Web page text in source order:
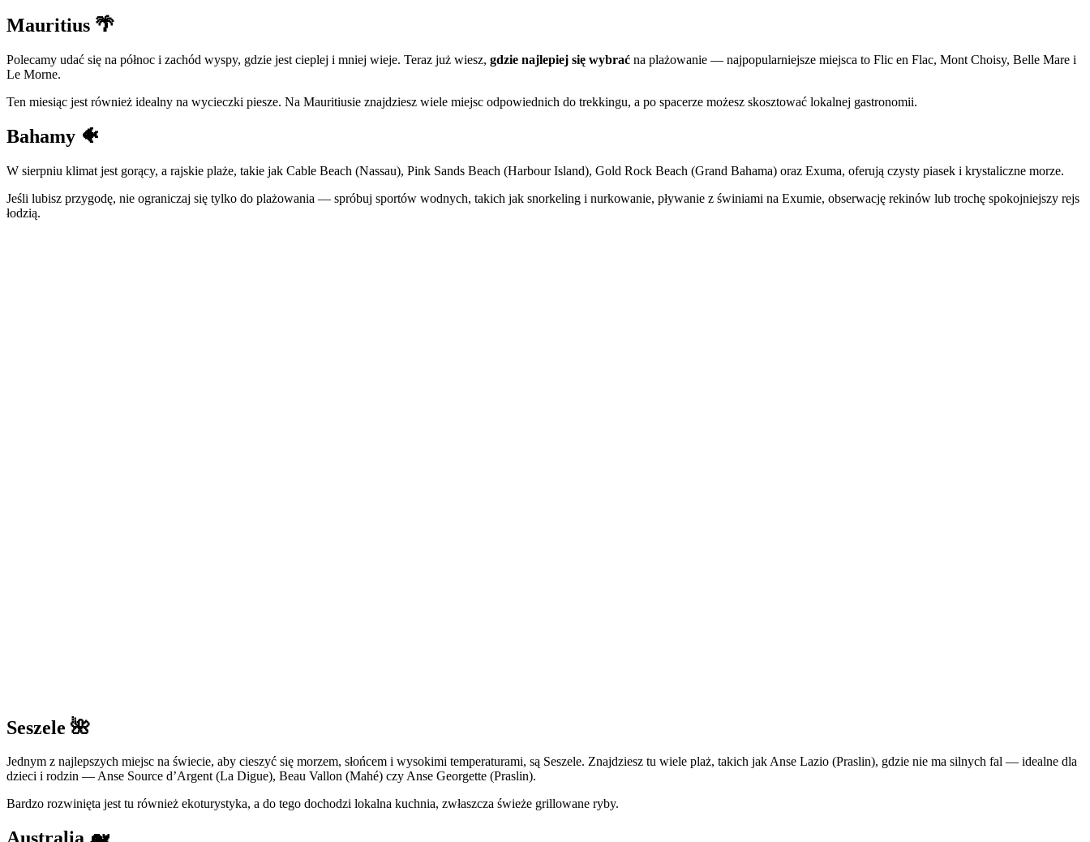
Mauritius 🌴
Polecamy udać się na północ i zachód wyspy, gdzie jest cieplej i mniej wieje. Teraz już wiesz, gdzie najlepiej się wybrać na plażowanie — najpopularniejsze miejsca to Flic en Flac, Mont Choisy, Belle Mare i
Le Morne.
Ten miesiąc jest również idealny na wycieczki piesze. Na Mauritiusie znajdziesz wiele miejsc odpowiednich do trekkingu, a po spacerze możesz skosztować lokalnej gastronomii.
Bahamy 🐠
W sierpniu klimat jest gorący, a rajskie plaże, takie jak Cable Beach (Nassau), Pink Sands Beach (Harbour Island), Gold Rock Beach (Grand Bahama) oraz Exuma, oferują czysty piasek i krystaliczne morze.
Jeśli lubisz przygodę, nie ograniczaj się tylko do plażowania — spróbuj sportów wodnych, takich jak snorkeling i nurkowanie, pływanie z świniami na Exumie, obserwację rekinów lub trochę spokojniejszy rejs
łodzią.
Seszele 🌺
Jednym z najlepszych miejsc na świecie, aby cieszyć się morzem, słońcem i wysokimi temperaturami, są Seszele. Znajdziesz tu wiele plaż, takich jak Anse Lazio (Praslin), gdzie nie ma silnych fal — idealne dla
dzieci i rodzin — Anse Source d’Argent (La Digue), Beau Vallon (Mahé) czy Anse Georgette (Praslin).
Bardzo rozwinięta jest tu również ekoturystyka, a do tego dochodzi lokalna kuchnia, zwłaszcza świeże grillowane ryby.